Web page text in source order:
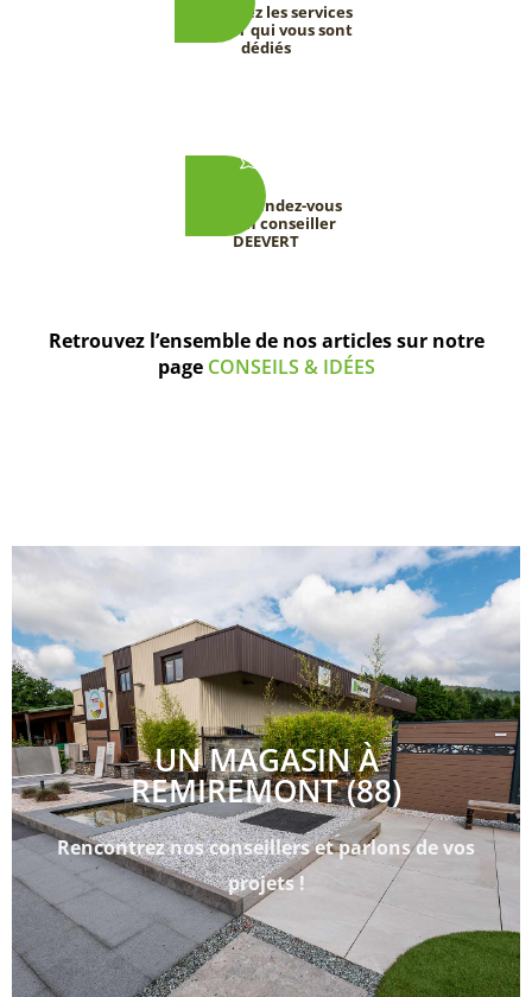
Découvrez les services
DEEVERT qui vous sont
dédiés
Prenez rendez-vous
avec un conseiller
DEEVERT
Retrouvez l’ensemble de nos articles sur notre
page CONSEILS & IDÉES
UN MAGASIN À
REMIREMONT (88)
Rencontrez nos conseillers et parlons de vos
projets !